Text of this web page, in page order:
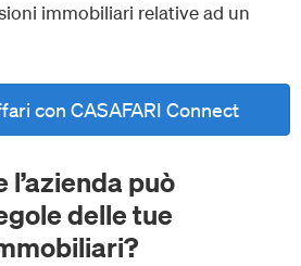
immobiliari relative ad un
con CASAFARI Connect
l’azienda può
delle tue